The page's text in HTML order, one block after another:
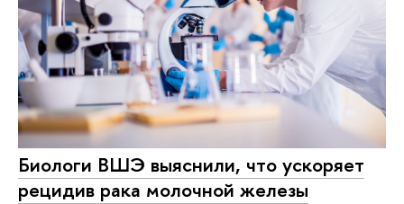
Биологи ВШЭ выяснили, что ускоряет
рецидив рака молочной железы